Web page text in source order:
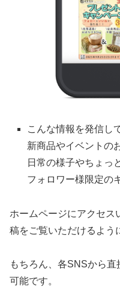
こんな情報を発信し
新商品やイベントの
日常の様子やちょっ
フォロワー様限定の
ホームページにアクセス
稿をご覧いただけるよう
もちろん、各SNSから
可能です。